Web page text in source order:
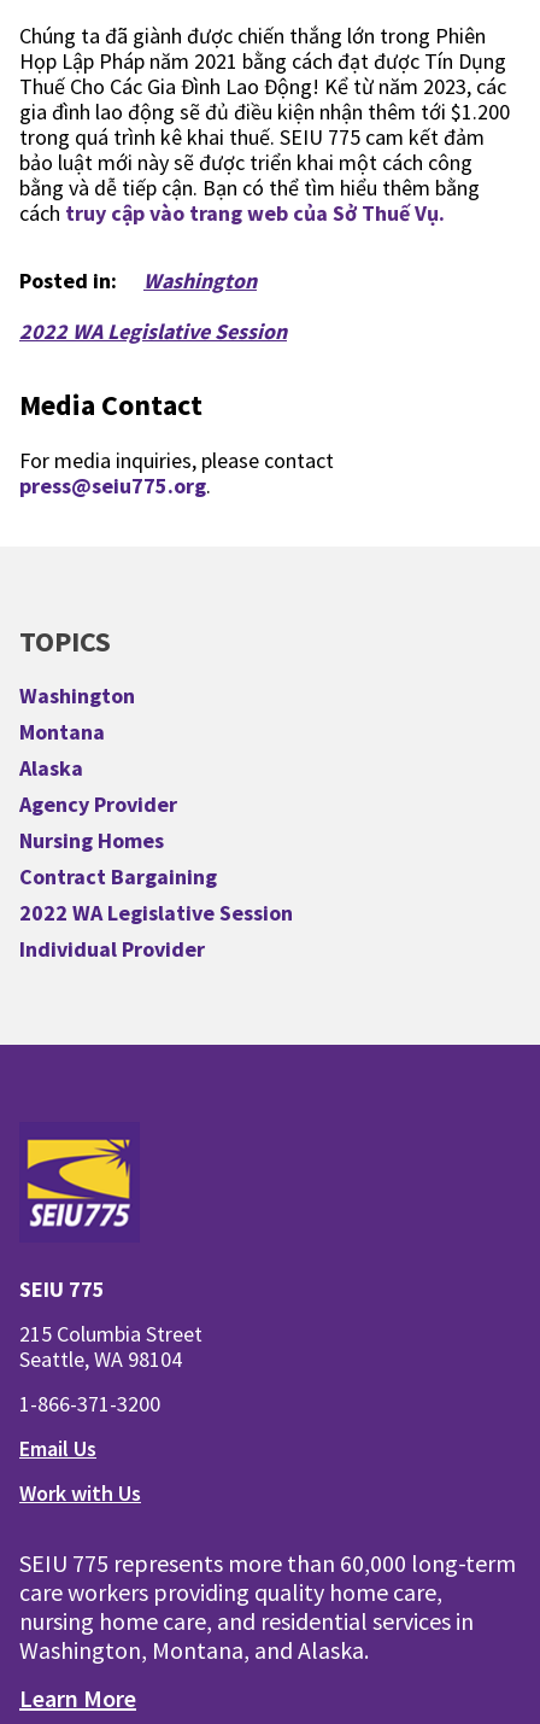
Chúng ta đã giành được chiến thắng lớn trong Phiên
Họp Lập Pháp năm 2021 bằng cách đạt được Tín Dụng
Thuế Cho Các Gia Đình Lao Động! Kể từ năm 2023, các
gia đình lao động sẽ đủ điều kiện nhận thêm tới $1.200
trong quá trình kê khai thuế. SEIU 775 cam kết đảm
bảo luật mới này sẽ được triển khai một cách công
bằng và dễ tiếp cận. Bạn có thể tìm hiểu thêm bằng
cách truy cập vào trang web của Sở Thuế Vụ.
Posted in:
Washington
2022 WA Legislative Session
Media Contact
For media inquiries, please contact
press@seiu775.org.
TOPICS
Washington
Montana
Alaska
Agency Provider
Nursing Homes
Contract Bargaining
2022 WA Legislative Session
Individual Provider
SEIU 775
215 Columbia Street
Seattle, WA 98104
1-866-371-3200
Email Us
Work with Us
SEIU 775 represents more than 60,000 long-term
care workers providing quality home care,
nursing home care, and residential services in
Washington, Montana, and Alaska.
Learn More